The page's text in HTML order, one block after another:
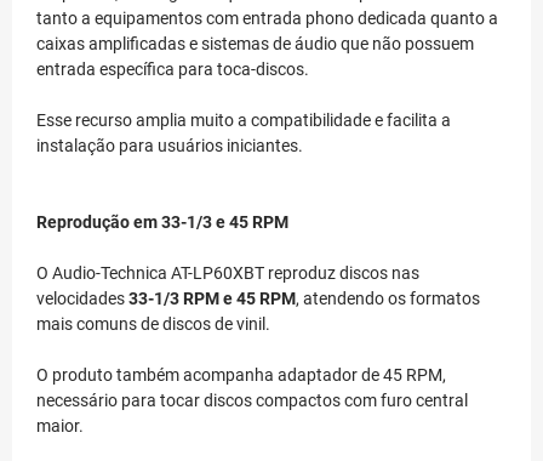
tanto a equipamentos com entrada phono dedicada quanto a
caixas amplificadas e sistemas de áudio que não possuem
entrada específica para toca-discos.
Esse recurso amplia muito a compatibilidade e facilita a
instalação para usuários iniciantes.
Reprodução em 33-1/3 e 45 RPM
O Audio-Technica AT-LP60XBT reproduz discos nas
velocidades33-1/3 RPM e 45 RPM, atendendo os formatos
mais comuns de discos de vinil.
O produto também acompanha adaptador de 45 RPM,
necessário para tocar discos compactos com furo central
maior.